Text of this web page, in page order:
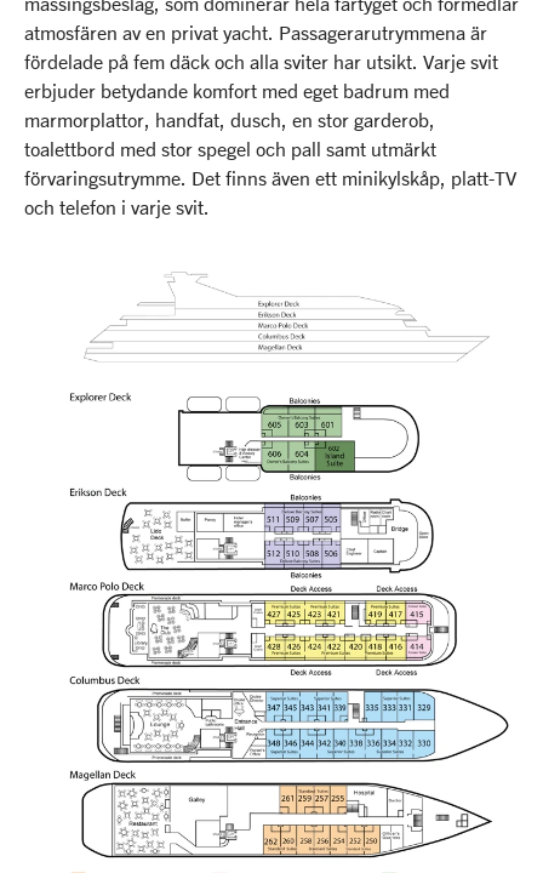
atmosfären av en privat yacht. Passagerarutrymmena är
fördelade på fem däck och alla sviter har utsikt. Varje svit
erbjuder betydande komfort med eget badrum med
marmorplattor, handfat, dusch, en stor garderob,
toalettbord med stor spegel och pall samt utmärkt
förvaringsutrymme. Det finns även ett minikylskåp, platt-TV
och telefon i varje svit.